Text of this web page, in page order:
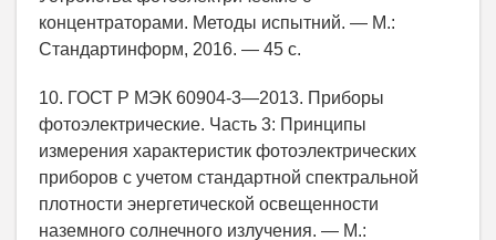
концентраторами. Методы испытний. — М.:
Стандартинформ, 2016. — 45 с.
10. ГОСТ Р МЭК 60904-3—2013. Приборы
фотоэлектрические. Часть 3: Принципы
измерения характеристик фотоэлектрических
приборов с учетом стандартной спектральной
плотности энергетической освещенности
наземного солнечного излучения. — М.: